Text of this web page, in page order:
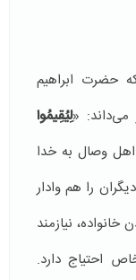
حضرت ابراهیم
می‌داند: «لِيُقِيمُوا
وصال به خدا
را هم وادار
نیازمند
احتیاج دارد.